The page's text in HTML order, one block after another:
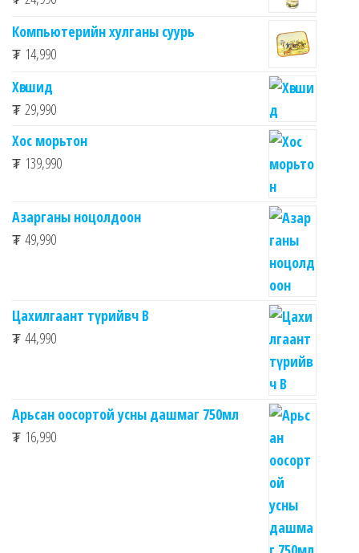
Компьютерийн хулганы суурь
₮ 14,990
Хөгшид
₮ 29,990
Хос морьтон
₮ 139,990
Азарганы ноцолдоон
₮ 49,990
Цахилгаант түрийвч B
₮ 44,990
Арьсан оосортой усны дашмаг 750мл
₮ 16,990